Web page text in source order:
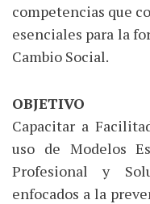
competencias que
esenciales para la
Cambio Social.
OBJETIVO
Capacitar a
uso de Modelos
Profesional y
enfocados a la